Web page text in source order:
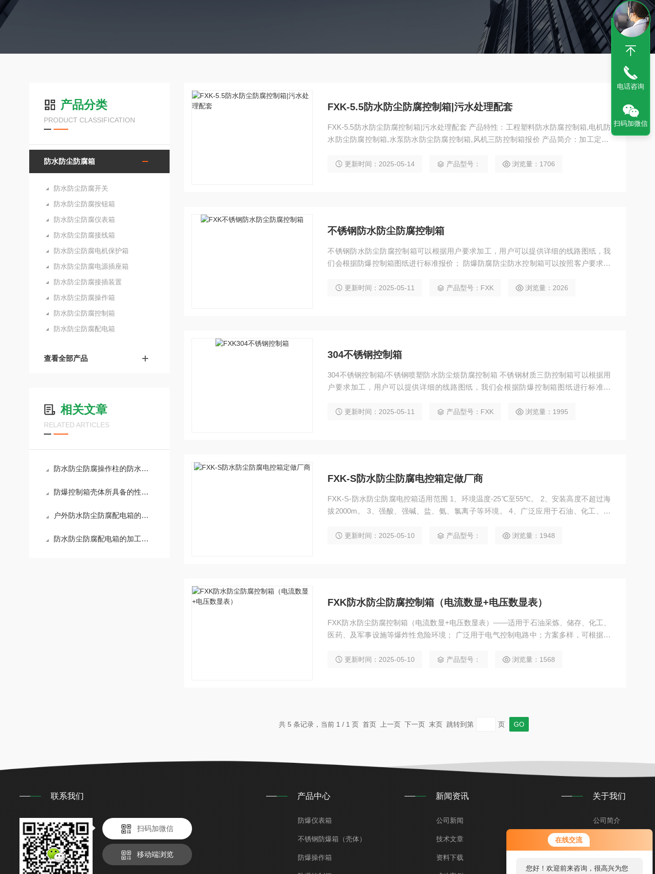
在线交流
您好！欢迎前来咨询，很高兴为您
产品分类
PRODUCT CLASSIFICATION
防水防尘防腐箱
防水防尘防腐开关
防水防尘防腐按钮箱
防水防尘防腐仪表箱
防水防尘防腐接线箱
防水防尘防腐电机保护箱
防水防尘防腐电源插座箱
防水防尘防腐接插装置
防水防尘防腐操作箱
防水防尘防腐控制箱
防水防尘防腐配电箱
查看全部产品
相关文章
RELATED ARTICLES
防水防尘防腐操作柱的防水处理方法
防爆控制箱壳体所具备的性能特点
户外防水防尘防腐配电箱的概念
防水防尘防腐配电箱的加工特色
FXK-5.5防水防尘防腐控制箱|污水处理配套
FXK-5.5防水防尘防腐控制箱|污水处理配套 产品特性：工程塑料防水防腐控制箱,电机防
水防尘防腐控制箱,水泵防水防尘防腐控制箱,风机三防控制箱报价 产品简介：加工定制:
号:FXK更新时间：2025-05-14 产品型号： 浏览量：1706
不锈钢防水防尘防腐控制箱
不锈钢防水防尘防腐控制箱可以根据用户要求加工，用户可以提供详细的线路图纸，我
们会根据防爆控制箱图纸进行标准报价； 防爆防腐防尘防水控制箱可以按照客户要求进
琴台式安装。
更新时间：2025-05-11 产品型号：FXK 浏览量：2026
304不锈钢控制箱
304不锈钢控制箱/不锈钢喷塑防水防尘烦防腐控制箱 不锈钢材质三防控制箱可以根据用
户要求加工，用户可以提供详细的线路图纸，我们会根据防爆控制箱图纸进行标准报
式可以选定壁挂式安装，嵌入式安装，立式安装，琴台式安装。
更新时间：2025-05-11 产品型号：FXK 浏览量：1995
FXK-S防水防尘防腐电控箱定做厂商
FXK-S-防水防尘防腐电控箱适用范围 1、环境温度-25℃至55℃。 2、安装高度不超过海
拔2000m。 3、强酸、强碱、盐、氨、氯离子等环境。 4、广泛应用于石油、化工、码
更新时间：2025-05-10 产品型号： 浏览量：1948
FXK防水防尘防腐控制箱（电流数显+电压数显表）
FXK防水防尘防腐控制箱（电流数显+电压数显表）——适用于石油采炼、储存、化工、
医药、及军事设施等爆炸性危险环境； 广泛用于电气控制电路中；方案多样，可根据用
更新时间：2025-05-10 产品型号： 浏览量：1568
共 5 条记录，当前 1 / 1 页 首页 上一页 下一页 末页 跳转到第 页
联系我们
扫码加微信
移动端浏览
产品中心
防爆仪表箱
不锈钢防爆箱（壳体）
防爆操作箱
新闻资讯
公司新闻
技术文章
资料下载
关于我们
公司简介
电话咨询
扫码加微信